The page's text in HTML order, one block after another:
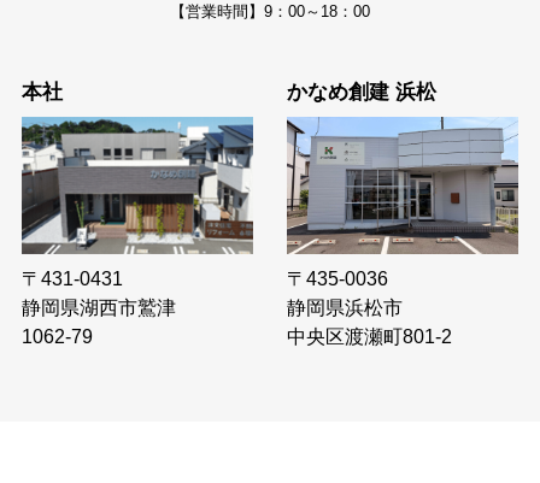
【営業時間】9：00～18：00
本社
〒431-0431
静岡県湖西市鷲津
1062-79
かなめ創建 浜松
〒435-0036
静岡県浜松市
中央区渡瀬町801-2